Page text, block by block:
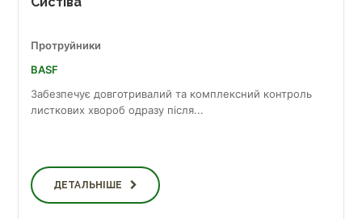
Протруйники
BASF
Забезпечує довготривалий та комплексний контроль
листкових хвороб одразу після...
ДЕТАЛЬНІШЕ